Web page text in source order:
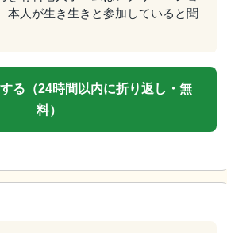
本人が生き生きと参加していると聞
る（24時間以内に折り返し・無
料）